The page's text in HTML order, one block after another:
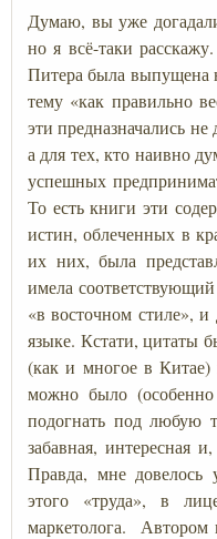
Думаю, вы уже
но я всё-таки
Питера была выпущена
тему «как правильно
эти предназначались не
а для тех, кто наивно
успешных
То есть книги эти
истин, облеченных в
их них, была
имела
«в восточном стиле»,
языке. Кстати, цитаты
(как и многое в Китае)
можно было (особенно
подогнать под любую
забавная, интересная
Правда, мне довелось
этого «труда», в
маркетолога. Автором